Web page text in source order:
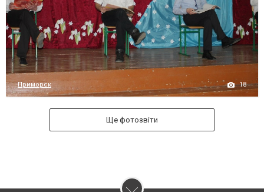
Приморск 18
Ще фотозвіти